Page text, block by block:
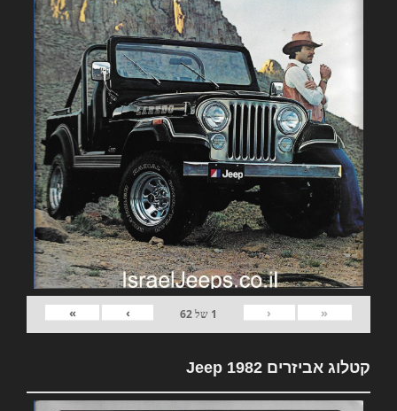
«
‹
1 של62
›
»
קטלוג אביזרים 1982 Jeep